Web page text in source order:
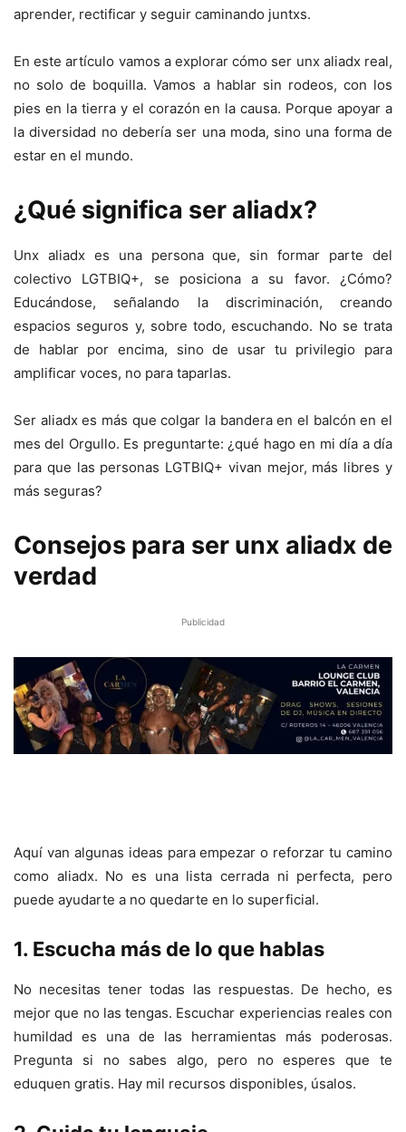
aprender, rectificar y seguir caminando juntxs.
En este artículo vamos a explorar cómo ser unx aliadx real,
no solo de boquilla. Vamos a hablar sin rodeos, con los
pies en la tierra y el corazón en la causa. Porque apoyar a
la diversidad no debería ser una moda, sino una forma de
estar en el mundo.
¿Qué significa ser aliadx?
Unx aliadx es una persona que, sin formar parte del
colectivo LGTBIQ+, se posiciona a su favor. ¿Cómo?
Educándose, señalando la discriminación, creando
espacios seguros y, sobre todo, escuchando. No se trata
de hablar por encima, sino de usar tu privilegio para
amplificar voces, no para taparlas.
Ser aliadx es más que colgar la bandera en el balcón en el
mes del Orgullo. Es preguntarte: ¿qué hago en mi día a día
para que las personas LGTBIQ+ vivan mejor, más libres y
más seguras?
Consejos para ser unx aliadx de
verdad
Publicidad
Aquí van algunas ideas para empezar o reforzar tu camino
como aliadx. No es una lista cerrada ni perfecta, pero
puede ayudarte a no quedarte en lo superficial.
1. Escucha más de lo que hablas
No necesitas tener todas las respuestas. De hecho, es
mejor que no las tengas. Escuchar experiencias reales con
humildad es una de las herramientas más poderosas.
Pregunta si no sabes algo, pero no esperes que te
eduquen gratis. Hay mil recursos disponibles, úsalos.